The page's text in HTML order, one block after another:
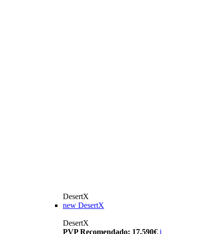
DesertX
new DesertX
DesertX
PVP Recomendado: 17.590€ i